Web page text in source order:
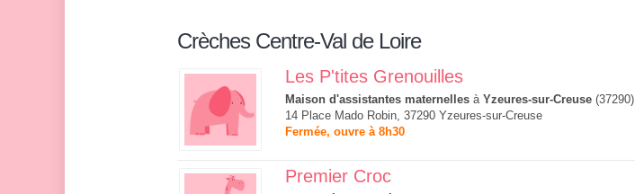
Crèches Centre-Val de Loire
Les P'tites Grenouilles
Maison d'assistantes maternelles à Yzeures-sur-Creuse (37290)
14 Place Mado Robin, 37290 Yzeures-sur-Creuse
Fermée, ouvre à 8h30
Premier Croc